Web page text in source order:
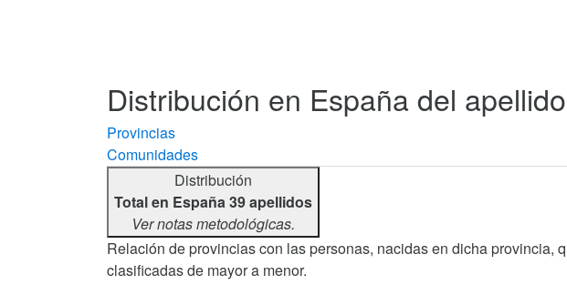
Distribución en España del
Provincias
Comunidades
Distribución
Total en España 39 apellidos
Ver notas metodológicas.
Relación de provincias con las personas, nacidas en dicha provincia,
clasificadas de mayor a menor.